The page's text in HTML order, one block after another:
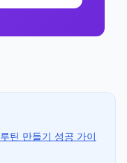
틴 만들기 성공 가이